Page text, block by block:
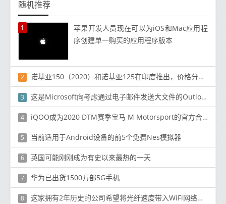
随机推荐
1
苹果开发人员现在可以为iOS和Mac应用程
序创建单一购买的应用程序版本
2 诺基亚150（2020）和诺基亚125在印度推出，价格分别为₹2,299和₹1,999
3 这是Microsoft向考虑通过电子邮件发送大文件的Outlook.com用户的信息
4 iQOO成为2020 DTM赛季宝马 M Motorsport的官方合作伙伴
5 当前适用于Android设备的前5个免费Nes模拟器
6 英国可能刚刚成为有史以来最热的一天
7 华为已出货1500万部5G手机
8 这家拥有2年历史的公司希望将光纤速度带入WiFi网络同时降低创建和管理网络的成本